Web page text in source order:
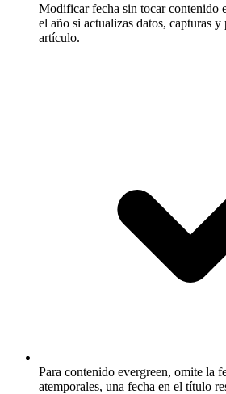
Modificar fecha sin tocar contenido
el año si actualizas datos, capturas y
artículo.
Para contenido evergreen, omite la
atemporales, una fecha en el título